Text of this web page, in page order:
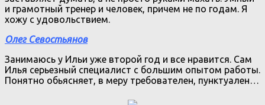
и грамотный тренер и человек, причем не по годам. Я
хожу с удовольствием.
Олег Севостьянов
Занимаюсь у Ильи уже второй год и все нравится. Сам
Илья серьезный специалист с большим опытом работы.
Понятно обьясняет, в меру требователен, пунктуален…